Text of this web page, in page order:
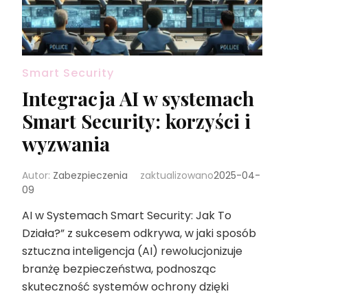
Smart Security
Integracja AI w systemach
Smart Security: korzyści i
wyzwania
Autor: Zabezpieczenia zaktualizowano2025-04-
09
AI w Systemach Smart Security: Jak To
Działa?” z sukcesem odkrywa, w jaki sposób
sztuczna inteligencja (AI) rewolucjonizuje
branżę bezpieczeństwa, podnosząc
skuteczność systemów ochrony dzięki